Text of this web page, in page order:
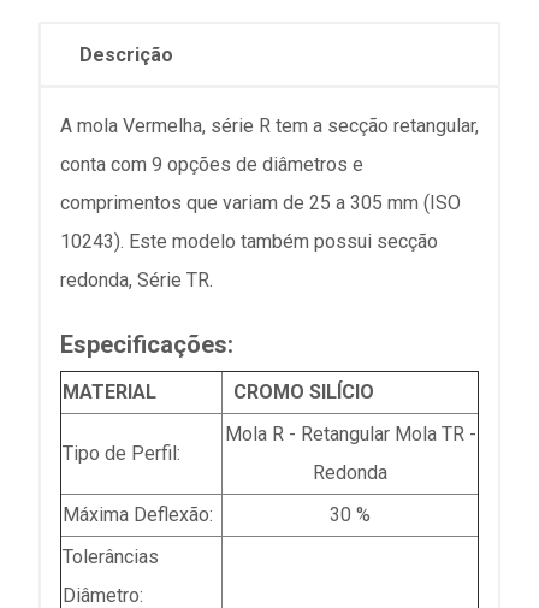
Descrição
A mola Vermelha, série R tem a secção retangular,
conta com 9 opções de diâmetros e
comprimentos que variam de 25 a 305 mm (ISO
10243). Este modelo também possui secção
redonda, Série TR.
Especificações:
MATERIAL CROMO SILÍCIO
Tipo de Perfil:
Mola R - Retangular Mola TR -
Redonda
Máxima Deflexão:
30 %
Tolerâncias
Diâmetro: